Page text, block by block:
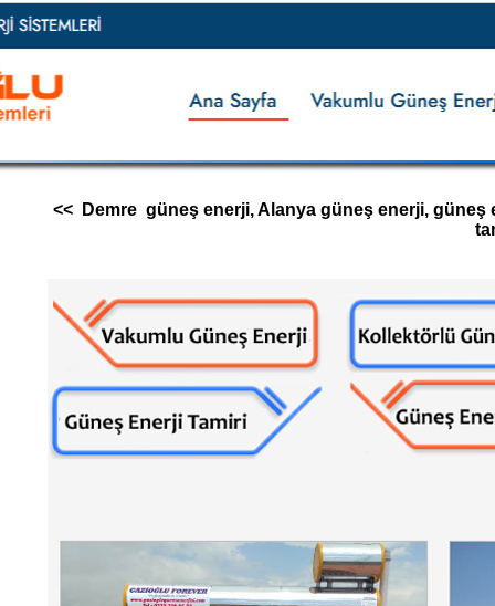
<< Demre güneş enerji, Alanya güneş enerji, güneş